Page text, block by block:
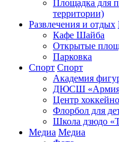
Площадка для
территории)
Развлечения и отдых
Кафе Шайба
Открытые
Парковка
Спорт Спорт
Академия
ДЮСШ
Центр
Флорбол для
Школа дзюдо
Медиа Медиа